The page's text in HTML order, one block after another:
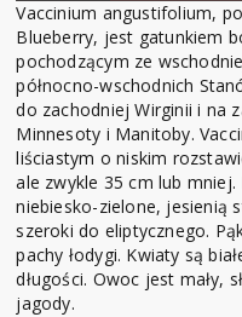
Vaccinium angustifolium,
Blueberry, jest gatunkiem
pochodzącym ze
północno-wschodnich
do zachodniej Wirginii i na
Minnesoty i Manitoby.
liściastym o niskim
ale zwykle 35 cm lub mniej.
niebiesko-zielone, jesienią
szeroki do eliptycznego.
pachy łodygi. Kwiaty są
długości. Owoc jest mały,
jagody.